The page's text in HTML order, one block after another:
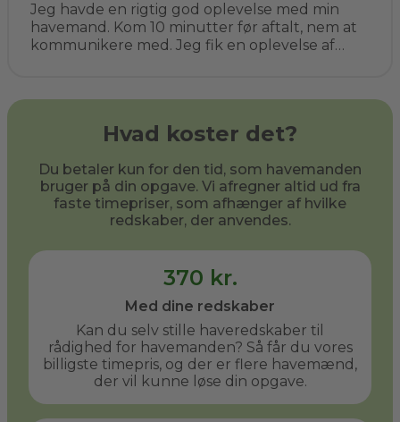
Jeg havde en rigtig god oplevelse med min
havemand. Kom 10 minutter før aftalt, nem at
kommunikere med. Jeg fik en oplevelse af
gang. Jeg har allerede anbefalet ham til flere
Hvad koster det?
Du betaler kun for den tid, som havemanden
bruger på din opgave. Vi afregner altid ud fra
faste timepriser, som afhænger af hvilke
redskaber, der anvendes.
370 kr.
Med dine redskaber
Kan du selv stille haveredskaber til
rådighed for havemanden? Så får du vores
billigste timepris, og der er flere havemænd,
der vil kunne løse din opgave.